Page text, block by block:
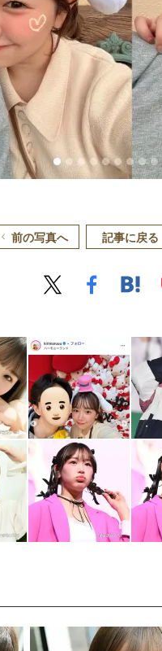
前の写真へ 記事に戻る